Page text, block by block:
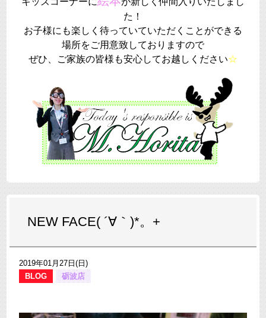
た！
お子様にも楽しく待っていていただくことができる
場所をご用意致しておりますので
ぜひ、ご家族の皆様も安心してお越しください☆
NEW FACE( ´∀｀)*。+
2019年01月27日(日)
BLOG
砺波店